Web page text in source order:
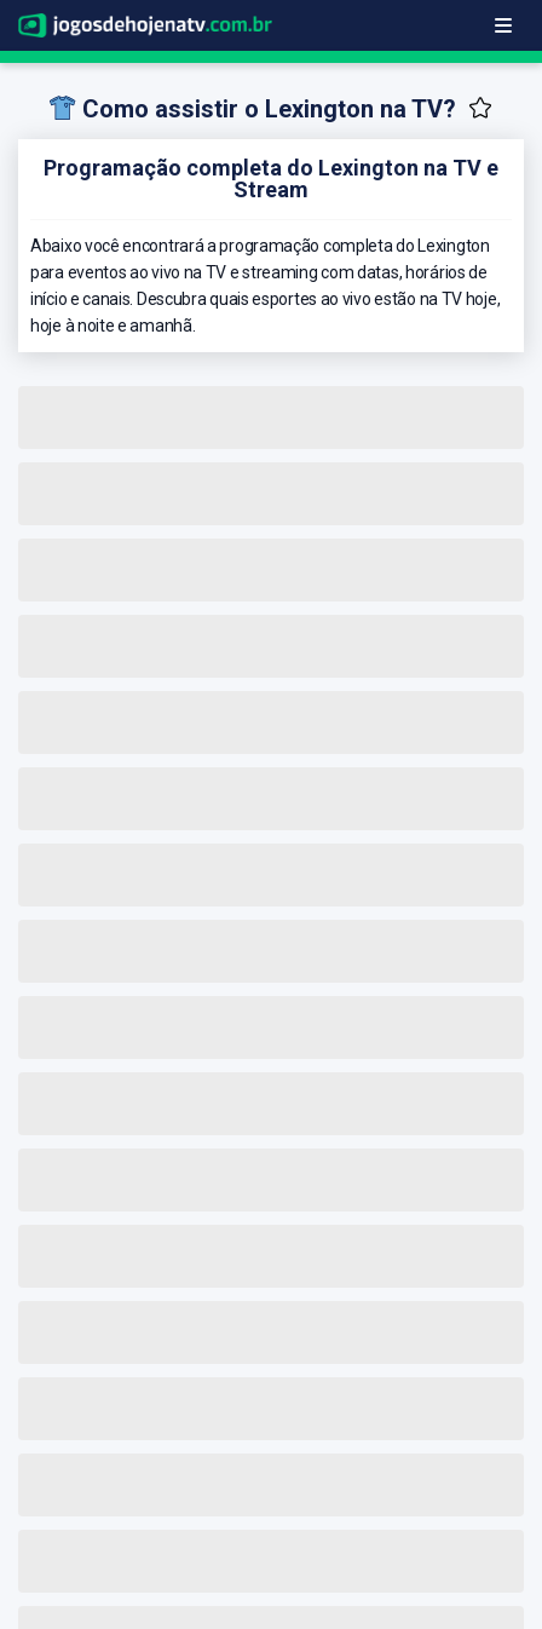
Como assistir o Lexington na TV?
Programação completa do Lexington na TV e
Stream
Abaixo você encontrará a programação completa do Lexington
para eventos ao vivo na TV e streaming com datas, horários de
início e canais. Descubra quais esportes ao vivo estão na TV hoje,
hoje à noite e amanhã.